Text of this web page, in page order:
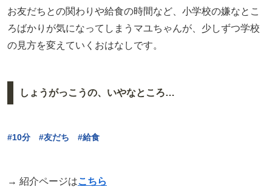
お友だちとの関わりや給食の時間など、小学校の嫌なとこ
ろばかりが気になってしまうマユちゃんが、少しずつ学校
の見方を変えていくおはなしです。
しょうがっこうの、いやなところ…
#10分 #友だち #給食
→ 紹介ページはこちら